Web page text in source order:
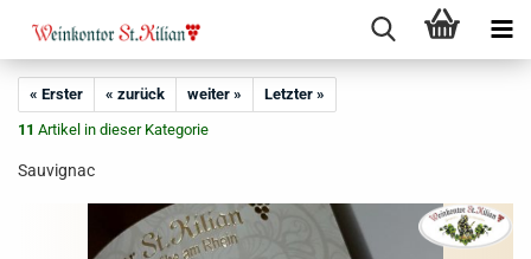
« Erster « zurück weiter »
Letzter »
11 Artikel in dieser Kategorie
Sauvignac